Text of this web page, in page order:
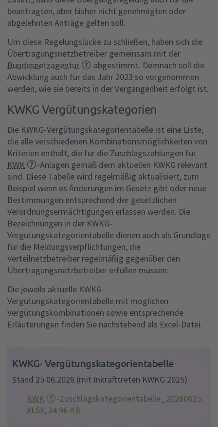
beantragten, aber bisher nicht genehmigten oder
abgelehnten Anträge gelten soll.
Um diese Regelungslücke zu schließen, haben sich die
Übertragungsnetzbetreiber gemeinsam mit der
Bundesnetzagentur
abgestimmt. Demnach soll die
Abwicklung auch für das Jahr 2023 so vorgenommen
werden, wie sie bereits in der Vergangenheit erfolgt ist.
KWKG Vergütungskategorien
Die KWKG-Vergütungskategorientabelle ist eine Liste,
die alle verschiedenen Kombinationsmöglichkeiten von
Kriterien enthält, die für die Zuschlagszahlungen für
KWK
-Anlagen gemäß dem aktuellen KWKG relevant
sind. Diese Tabelle wird regelmäßig aktualisiert, zum
Beispiel wenn es Änderungen im Gesetz gibt oder neue
Bestimmungen entsprechend der gesetzlichen
Verordnungsermächtigungen erlassen werden. Die
Bezeichnungen in der KWKG-
Vergütungskategorientabelle dienen auch als Grundlage
für die Meldungsverpflichtungen, die
Verteilnetzbetreiber regelmäßig gegenüber den
Übertragungsnetzbetreiber erfüllen müssen.
Die jeweils aktuelle KWKG-
Vergütungskategorientabelle mit möglichen
Vergütungskombinationen sowie entsprechende
Erläuterungen finden Sie nachstehend als Excel-Datei.
KWKG- Vergütungskategorientabelle
Stand 25.06.2026 (mit Inkrafttreten KWKG 2025)
KWK
-Zuschlagskategorientabelle_20260625,
XLSX, 34.96 KB